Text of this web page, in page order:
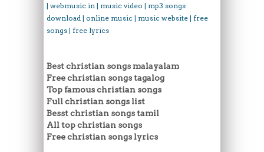
| webmusic in | music video | mp3 songs
download | online music | music website | free
songs | free lyrics
Best christian songs malayalam
Free christian songs tagalog
Top famous christian songs
Full christian songs list
Besst christian songs tamil
All top christian songs
Free christian songs lyrics